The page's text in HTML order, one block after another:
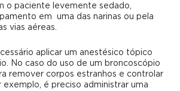
o paciente levemente sedado,
em uma das narinas ou pela
vias aéreas.
aplicar um anestésico tópico
No caso do uso de um broncoscópio
remover corpos estranhos e controlar
exemplo, é preciso administrar uma